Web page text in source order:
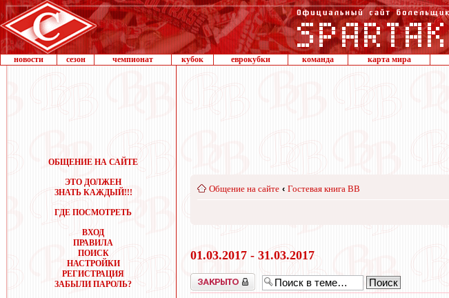
новости сезон чемпионат кубок еврокубки команда карта мира
ОБЩЕНИЕ НА САЙТЕ
ЭТО ДОЛЖЕН
ЗНАТЬ КАЖДЫЙ!!!
ГДЕ ПОСМОТРЕТЬ
ВХОД
ПРАВИЛА
ПОИСК
НАСТРОЙКИ
РЕГИСТРАЦИЯ
ЗАБЫЛИ ПАРОЛЬ?
Общение на сайте ‹ Гостевая книга ВВ
01.03.2017 - 31.03.2017
Закрыто